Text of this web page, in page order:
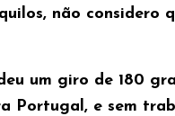
não considero
um giro de 180
Portugal, e sem